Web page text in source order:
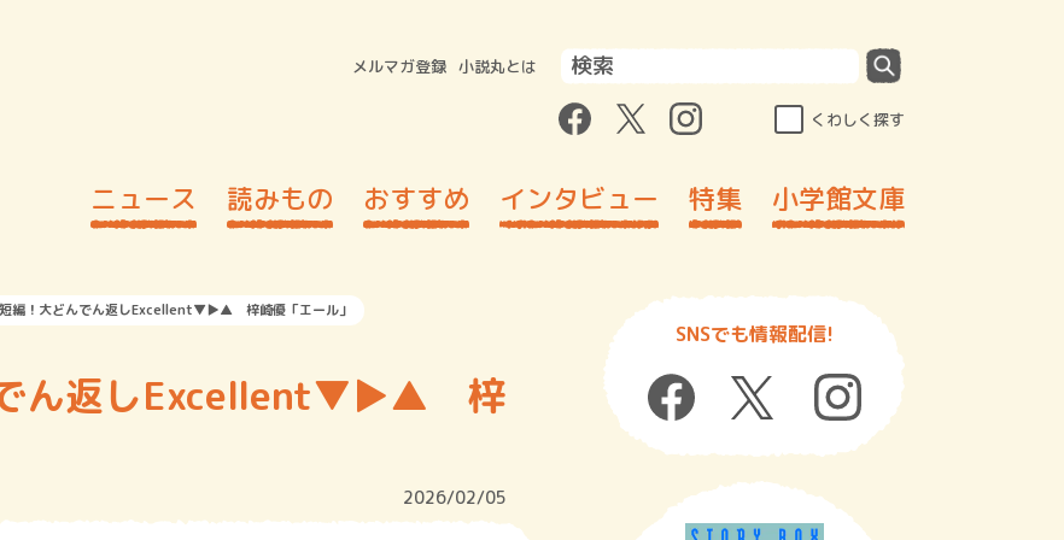
メルマガ登録 小説丸とは
くわしく探す
ニュース 読みもの おすすめ インタビュー 特集 小学館文庫
！大どんでん返しExcellent▼▶︎▲ 梓崎優「エール」
ん返しExcellent▼▶︎▲ 梓
2026/02/05
SNSでも情報配信!